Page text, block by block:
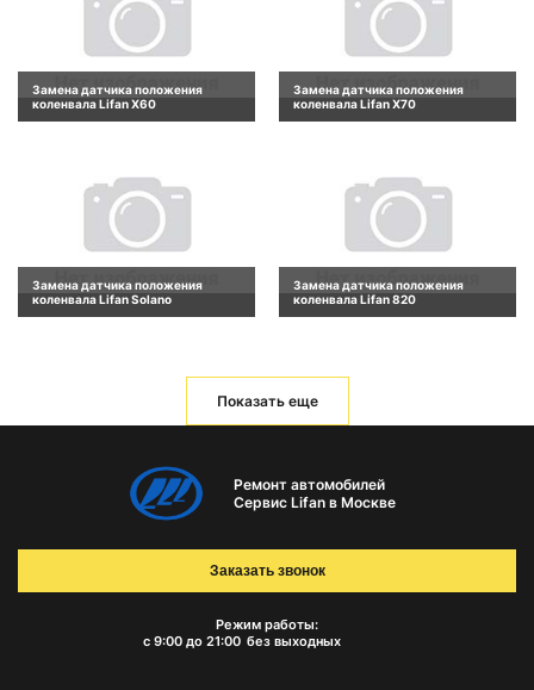
Замена датчика положения
коленвала Lifan X60
Замена датчика положения
коленвала Lifan X70
Замена датчика положения
коленвала Lifan Solano
Замена датчика положения
коленвала Lifan 820
Показать еще
Ремонт автомобилей
Сервис Lifan в Москве
Режим работы:
с 9:00 до 21:00 без выходных
Заказать звонок